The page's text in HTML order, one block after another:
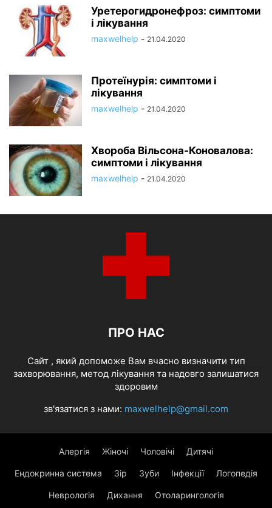
Уретерогидронефроз: симптоми
і лікування
maxwelhelp - 21.04.2020
Протеїнурія: симптоми і
лікування
maxwelhelp - 21.04.2020
Хвороба Вільсона-Коновалова:
симптоми і лікування
maxwelhelp - 21.04.2020
ПРО НАС
Cайт , який допоможе Вам вчасно визначити тип
захворювання, метод лікування та надовго залишатися
здоровим
зв'язатися з нами: maxwelhelp@gmail.com
Алергія Жіночі Чоловічі Дитячі
Ендокринна система Зір Зуби Інфекції Логопедія
Неврологія Дихання Отоларингологія